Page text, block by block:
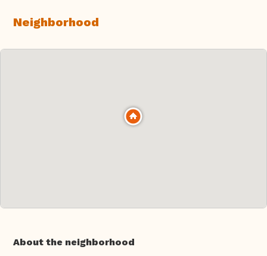
Neighborhood
About the neighborhood